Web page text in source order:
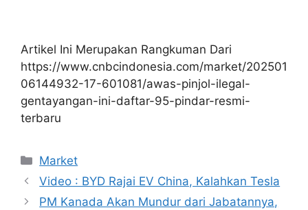
Artikel Ini Merupakan Rangkuman Dari
https://www.cnbcindonesia.com/market/202501
06144932-17-601081/awas-pinjol-ilegal-
gentayangan-ini-daftar-95-pindar-resmi-
terbaru
Kategori
Market
Video : BYD Rajai EV China, Kalahkan Tesla
PM Kanada Akan Mundur dari Jabatannya,